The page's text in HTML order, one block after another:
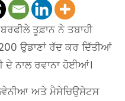
ਤੂਫ਼ਾਨ ਨੇ ਤਬਾਹੀ
ਉਡਾਣਾਂ ਰੱਦ ਕਰ ਦਿੱਤੀਆਂ
ਨਾਲ ਰਵਾਨਾ ਹੋਈਆਂ।
ਅਤੇ ਮੈਸੇਚਿਉਸੇਟਸ